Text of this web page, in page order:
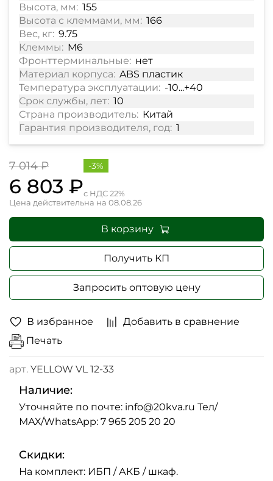
В избранное
Добавить в сравнение
Печать
арт. YELLOW VL 12-33
Высота, мм: 155
Высота с клеммами, мм: 166
Вес, кг: 9.75
Клеммы: M6
Фронттерминальные: нет
Материал корпуса: ABS пластик
Температура эксплуатации: -10...+40
Срок службы, лет: 10
Страна производитель: Китай
Гарантия производителя, год: 1
7 014 ₽
6 803 ₽
Цена действительна на 08.08.26
с НДС 22%
-3%
В корзину
Получить КП
Запросить оптовую цену
Наличие:
Уточняйте по почте: info@20kva.ru Тел/
МАХ/WhatsApp: 7 965 205 20 20
Скидки:
На комплект: ИБП / АКБ / шкаф.